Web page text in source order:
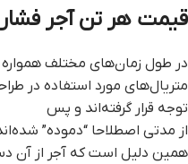
قيمت هر تن آجر
در طول زمان‌های مختلف همواره
متریال‌های مورد استفاده در
توجه قرار گرفته‌اند و پس
از مدتی اصطلاحا “دموده”
همین دلیل است که آجر از آن